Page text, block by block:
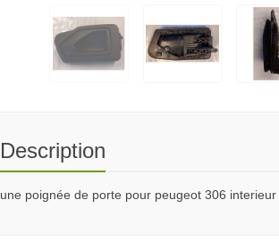
Description
une poignée de porte pour peugeot 306